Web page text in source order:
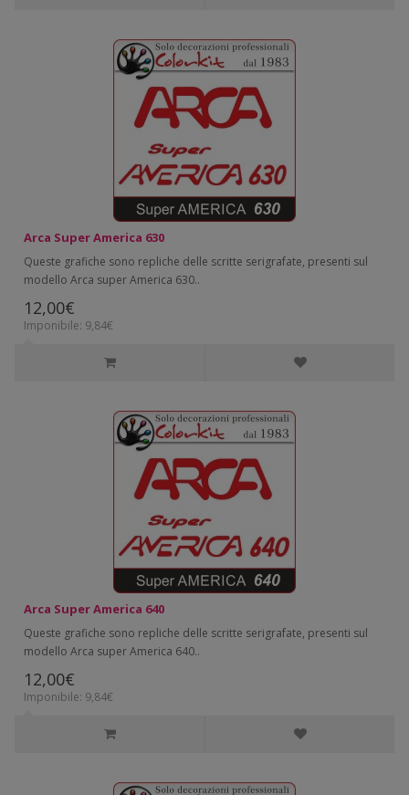
Arca Super America 630
Queste grafiche sono repliche delle scritte serigrafate, presenti sul
modello Arca super America 630..
12,00€
Imponibile: 9,84€
Arca Super America 640
Queste grafiche sono repliche delle scritte serigrafate, presenti sul
modello Arca super America 640..
12,00€
Imponibile: 9,84€